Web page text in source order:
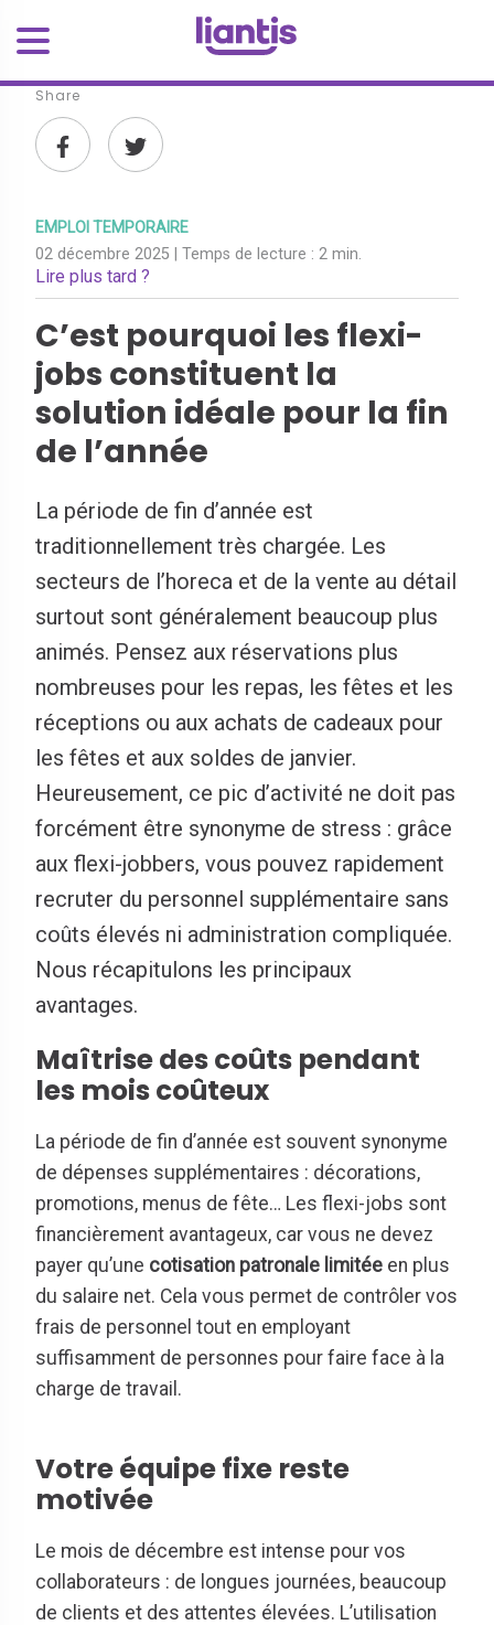
Share
EMPLOI TEMPORAIRE
02 décembre 2025 | Temps de lecture : 2 min.
Lire plus tard ?
C’est pourquoi les flexi-
jobs constituent la
solution idéale pour la fin
de l’année
La période de fin d’année est
traditionnellement très chargée. Les
secteurs de l’horeca et de la vente au détail
surtout sont généralement beaucoup plus
animés. Pensez aux réservations plus
nombreuses pour les repas, les fêtes et les
réceptions ou aux achats de cadeaux pour
les fêtes et aux soldes de janvier.
Heureusement, ce pic d’activité ne doit pas
forcément être synonyme de stress : grâce
aux flexi-jobbers, vous pouvez rapidement
recruter du personnel supplémentaire sans
coûts élevés ni administration compliquée.
Nous récapitulons les principaux
avantages.
Maîtrise des coûts pendant
les mois coûteux
La période de fin d’année est souvent synonyme
de dépenses supplémentaires : décorations,
promotions, menus de fête… Les flexi-jobs sont
financièrement avantageux, car vous ne devez
payer qu’une cotisation patronale limitée en plus
du salaire net. Cela vous permet de contrôler vos
frais de personnel tout en employant
suffisamment de personnes pour faire face à la
charge de travail.
Votre équipe fixe reste
motivée
Le mois de décembre est intense pour vos
collaborateurs : de longues journées, beaucoup
de clients et des attentes élevées. L’utilisation